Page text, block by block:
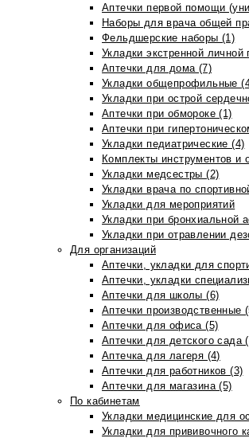
Аптечки первой помощи
Наборы для врача общей
Фельдшерские наборы (1)
Укладки экстренной личной
Аптечки для дома (7)
Укладки общепрофильные
Укладки при острой
Аптечки при обмороке (1)
Аптечки при
Укладки педиатрические (4)
Комплекты инструментов и
Укладки медсестры (2)
Укладки врача по
Укладки для мероприятий
Укладки при бронхиальной
Укладки при отравлении
Для организаций
Аптечки, укладки для
Аптечки, укладки
Аптечки для школы (6)
Аптечки производственные
Аптечки для офиса (5)
Аптечки для детского сада
Аптечка для лагеря (4)
Аптечки для работников (3)
Аптечки для магазина (5)
По кабинетам
Укладки медицинские для
Укладки для прививочного